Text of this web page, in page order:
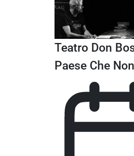
Teatro Don
Paese Che